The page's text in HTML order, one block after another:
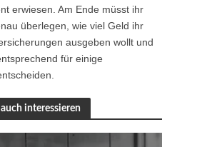
erwiesen. Am Ende müsst ihr
überlegen, wie viel Geld ihr
ausgeben wollt und
für einige
interessieren